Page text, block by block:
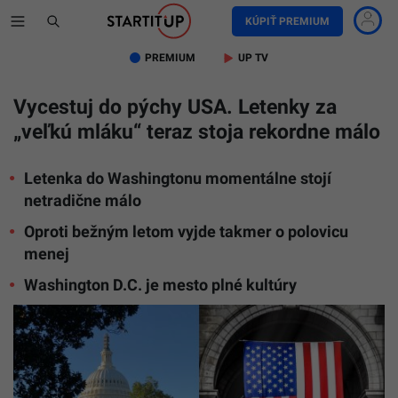
KÚPIŤ PREMIUM
PREMIUM UP TV
Vycestuj do pýchy USA. Letenky za
„veľkú mláku“ teraz stoja rekordne málo
Letenka do Washingtonu momentálne stojí
netradične málo
Oproti bežným letom vyjde takmer o polovicu
menej
Washington D.C. je mesto plné kultúry